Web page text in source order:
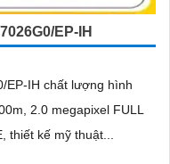
EP-IH
EP-IH chất lượng hình
2.0 megapixel FULL
thiết kế mỹ thuật...